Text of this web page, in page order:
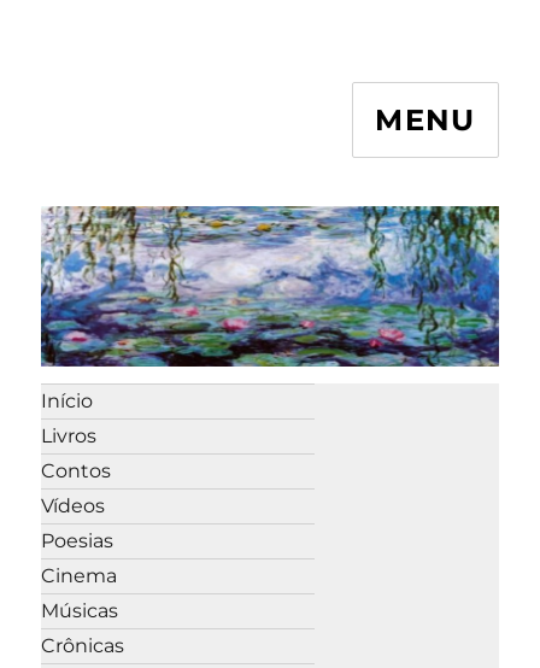
MENU
Início
Livros
Contos
Vídeos
Poesias
Cinema
Músicas
Crônicas